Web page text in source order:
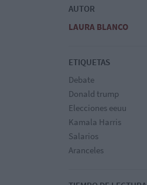
AUTOR
LAURA BLANCO
ETIQUETAS
Debate
Donald trump
Elecciones eeuu
Kamala Harris
Salarios
Aranceles